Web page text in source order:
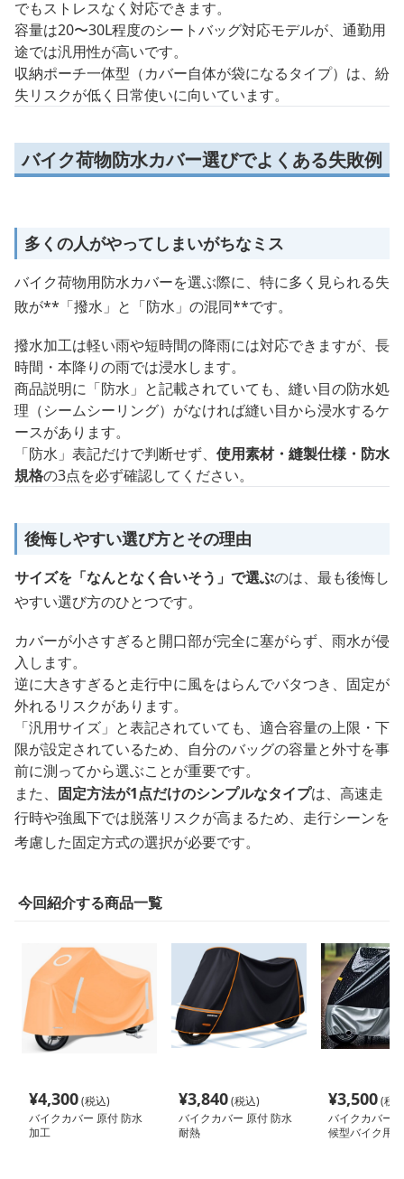
でもストレスなく対応できます。
容量は20〜30L程度のシートバッグ対応モデルが、通勤用
途では汎用性が高いです。
収納ポーチ一体型（カバー自体が袋になるタイプ）は、紛
失リスクが低く日常使いに向いています。
バイク荷物防水カバー選びでよくある失敗例
多くの人がやってしまいがちなミス
バイク荷物用防水カバーを選ぶ際に、特に多く見られる失
敗が**「撥水」と「防水」の混同**です。
撥水加工は軽い雨や短時間の降雨には対応できますが、長
時間・本降りの雨では浸水します。
商品説明に「防水」と記載されていても、縫い目の防水処
理（シームシーリング）がなければ縫い目から浸水するケ
ースがあります。
「防水」表記だけで判断せず、 使用素材・縫製仕様・防水
規格の3点を必ず確認してください。
後悔しやすい選び方とその理由
サイズを「なんとなく合いそう」で選ぶのは、最も後悔し
やすい選び方のひとつです。
カバーが小さすぎると開口部が完全に塞がらず、雨水が侵
入します。
逆に大きすぎると走行中に風をはらんでバタつき、固定が
外れるリスクがあります。
「汎用サイズ」と表記されていても、適合容量の上限・下
限が設定されているため、自分のバッグの容量と外寸を事
前に測ってから選ぶことが重要です。
また、 固定方法が1点だけのシンプルなタイプは、高速走
行時や強風下では脱落リスクが高まるため、走行シーンを
考慮した固定方式の選択が必要です。
今回紹介する商品一覧
¥4,300(税込)
バイクカバー 原付 防水
加工
¥3,840(税込)
バイクカバー 原付 防水
耐熱
¥3,500(税
バイクカバー
候型バイク用